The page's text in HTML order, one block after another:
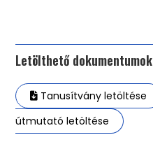
Letölthető dokumentumok
Tanusítvány letöltése
útmutató letöltése